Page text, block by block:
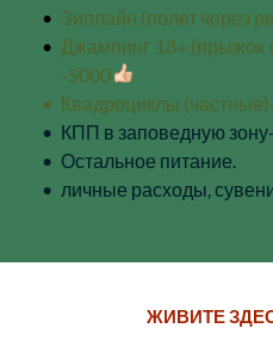
Зиплайн (полет через
Джампинг 18+ (прыжок
-5000
Квадроциклы
КПП в заповедную
Остальное питание.
личные расходы,
ЖИВИТЕ